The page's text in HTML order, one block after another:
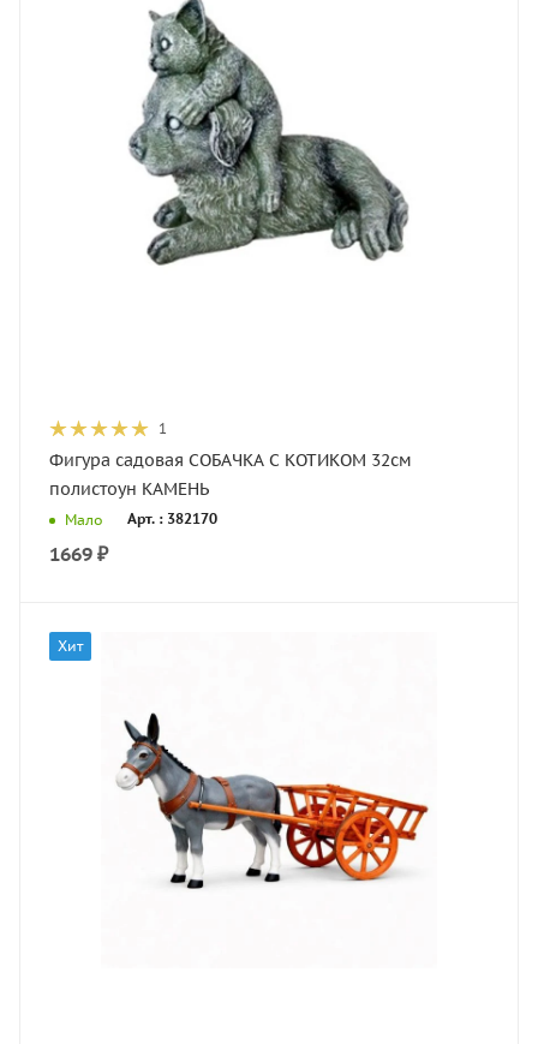
1
Фигура садовая СОБАЧКА С КОТИКОМ 32см
полистоун КАМЕНЬ
Мало Арт. : 382170
1669 ₽
Хит